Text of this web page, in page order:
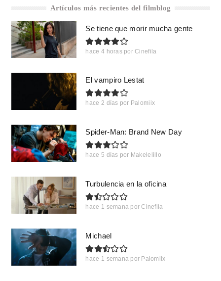
Artículos más recientes del filmblog
Se tiene que morir mucha gente
hace 4 horas por Cinefila
El vampiro Lestat
hace 2 días por Palomiix
Spider-Man: Brand New Day
hace 5 días por Makelelillo
Turbulencia en la oficina
hace 1 semana por Cinefila
Michael
hace 1 semana por Palomiix